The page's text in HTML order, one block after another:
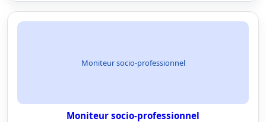
Moniteur socio-professionnel
Moniteur socio-professionnel